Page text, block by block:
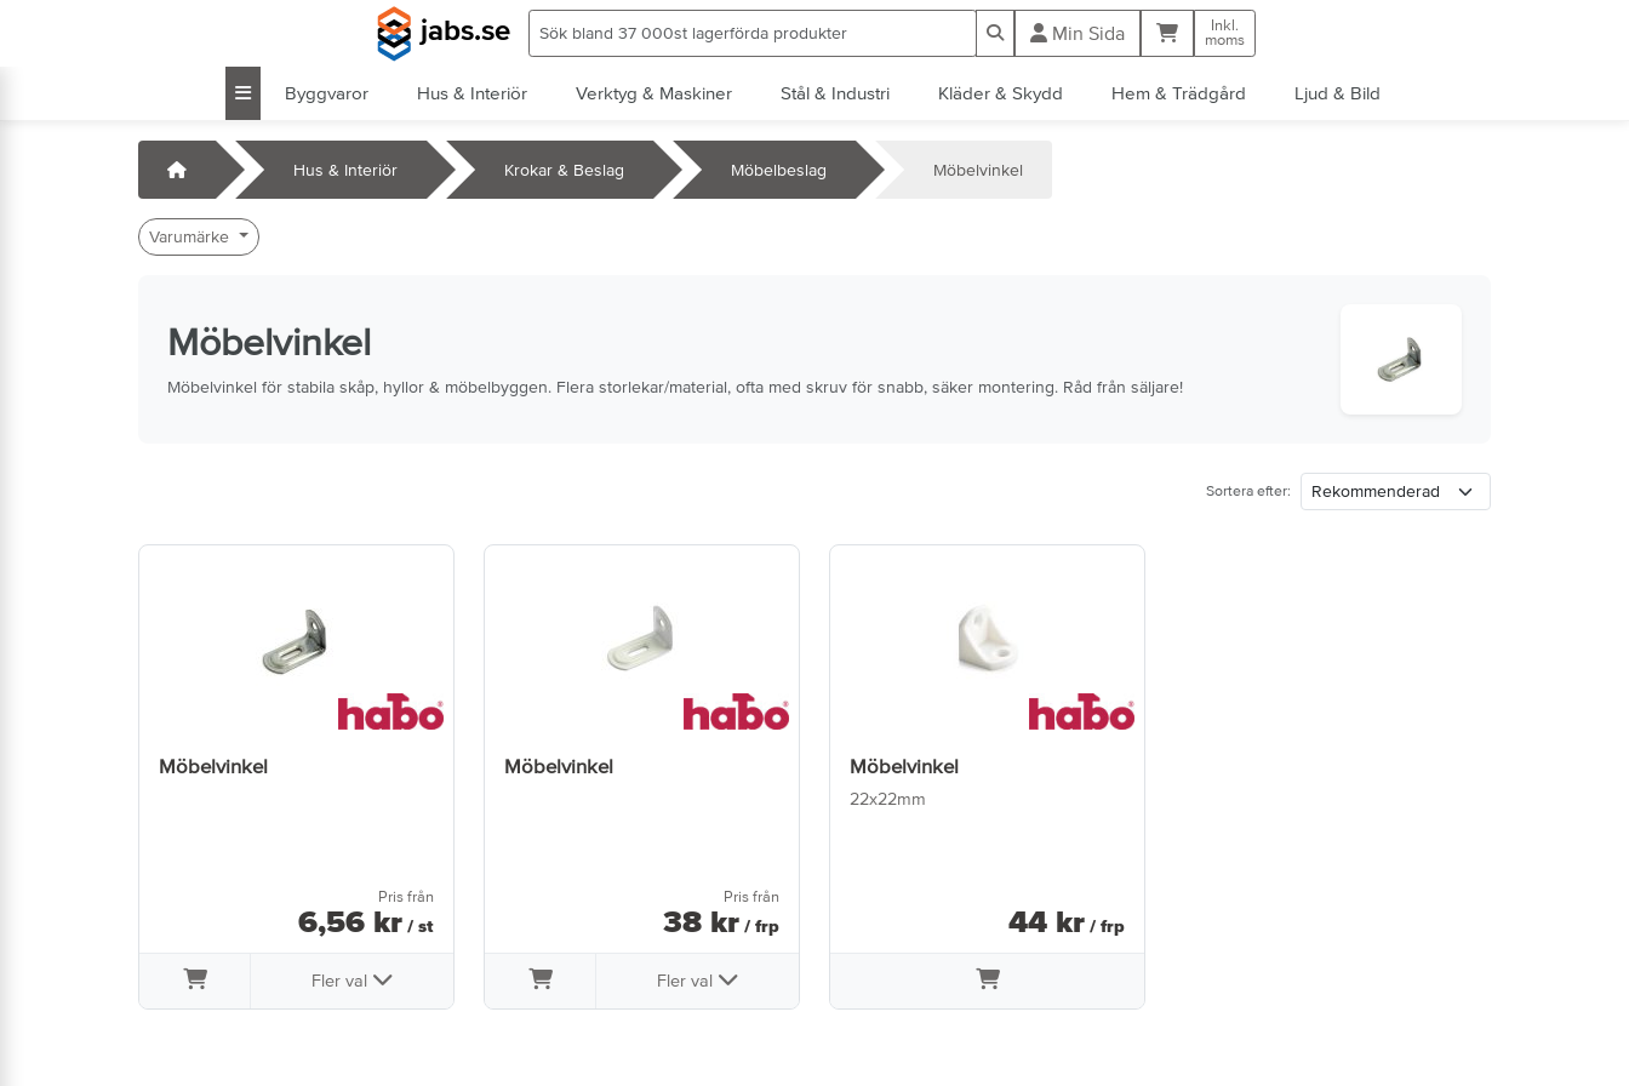
jabs.se Min Sida Kundvagn
Inkl.
moms
Byggvaror Hus & Interiör Verktyg & Maskiner Stål & Industri Kläder & Skydd Hem & Trädgård Ljud & Bild
Startsida Hus & Interiör Krokar & Beslag Möbelbeslag Möbelvinkel
Varumärke
Möbelvinkel
Möbelvinkel för stabila skåp, hyllor & möbelbyggen. Flera storlekar/material, ofta med skruv för snabb, säker montering. Råd från säljare!
Sortera efter:
Möbelvinkel
Pris från
6,56 kr / st
Fler val
Möbelvinkel
Pris från
38 kr / frp
Fler val
Möbelvinkel
22x22mm
44 kr / frp